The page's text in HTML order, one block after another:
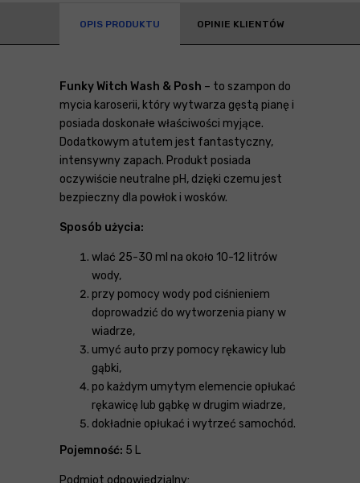
OPIS PRODUKTU OPINIE KLIENTÓW
Funky Witch Wash & Posh – to szampon do
mycia karoserii, który wytwarza gęstą pianę i
posiada doskonałe właściwości myjące.
Dodatkowym atutem jest fantastyczny,
intensywny zapach. Produkt posiada
oczywiście neutralne pH, dzięki czemu jest
bezpieczny dla powłok i wosków.
Sposób użycia:
wlać 25-30 ml na około 10-12 litrów
wody,
przy pomocy wody pod ciśnieniem
doprowadzić do wytworzenia piany w
wiadrze,
umyć auto przy pomocy rękawicy lub
gąbki,
po każdym umytym elemencie opłukać
rękawicę lub gąbkę w drugim wiadrze,
dokładnie opłukać i wytrzeć samochód.
Pojemność: 5 L
Podmiot odpowiedzialny: